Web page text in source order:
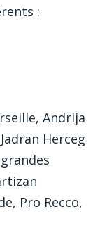
:
Andrija
Herceg
Pro Recco,